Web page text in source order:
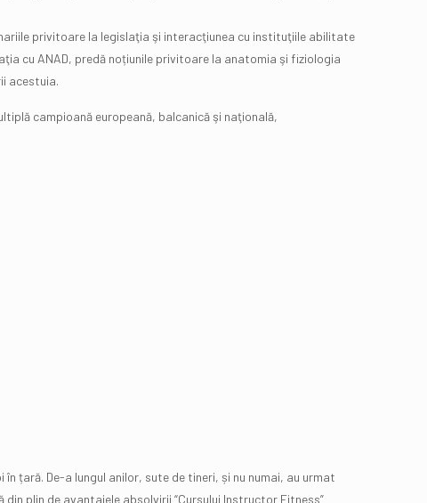
privitoare la legislaţia şi interacţiunea cu instituţiile abilitate
cu ANAD, predă noțiunile privitoare la anatomia şi fiziologia
acestuia.
campioană europeană, balcanică şi naţională,
țară. De-a lungul anilor, sute de tineri, și nu numai, au urmat
plin de avantajele absolvirii “Cursului Instructor Fitness”